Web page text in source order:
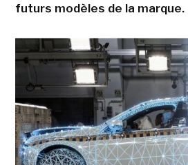
futurs modèles de la marque.